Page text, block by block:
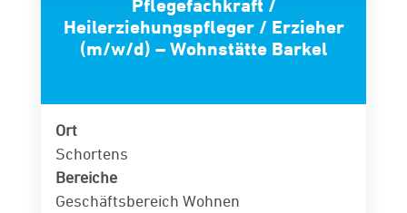
Pflegefachkraft /
Heilerziehungspfleger / Erzieher
(m/w/d) – Wohnstätte Barkel
Ort
Schortens
Bereiche
Geschäftsbereich Wohnen